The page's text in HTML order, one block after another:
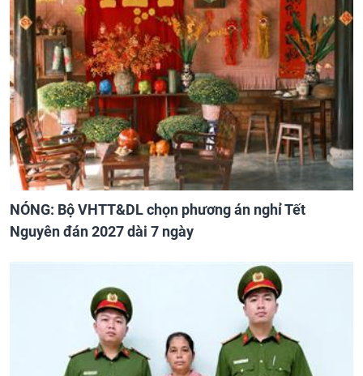
NÓNG: Bộ VHTT&DL chọn phương án nghỉ Tết
Nguyên đán 2027 dài 7 ngày